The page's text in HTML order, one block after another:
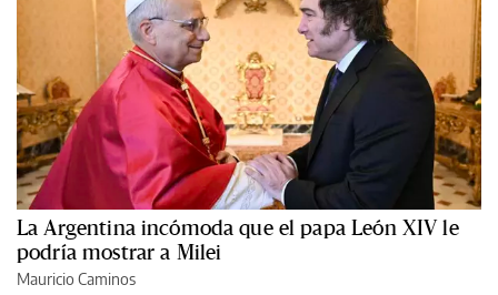
La Argentina incómoda que el papa León XIV le
podría mostrar a Milei
Mauricio Caminos